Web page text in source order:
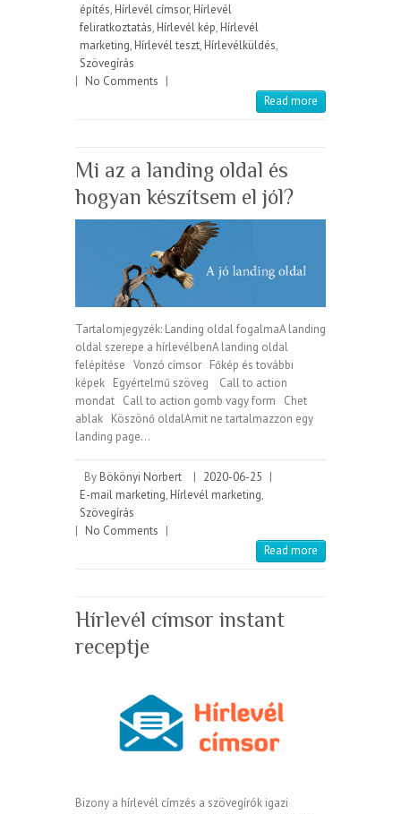
építés, Hírlevél címsor, Hírlevél
feliratkoztatás, Hírlevél kép, Hírlevél
marketing, Hírlevél teszt, Hírlevélküldés,
Szövegírás
| No Comments |
Read more
Mi az a landing oldal és
hogyan készítsem el jól?
Tartalomjegyzék: Landing oldal fogalmaA landing
oldal szerepe a hírlevélbenA landing oldal
felépítése Vonzó címsor Főkép és további
képek Egyértelmű szöveg Call to action
mondat Call to action gomb vagy form Chet
ablak Köszönő oldalAmit ne tartalmazzon egy
landing page…
By Bökönyi Norbert | 2020-06-25 |
E-mail marketing, Hírlevél marketing,
Szövegírás
| No Comments |
Read more
Hírlevél címsor instant
receptje
Bizony a hírlevél címzés a szövegírók igazi